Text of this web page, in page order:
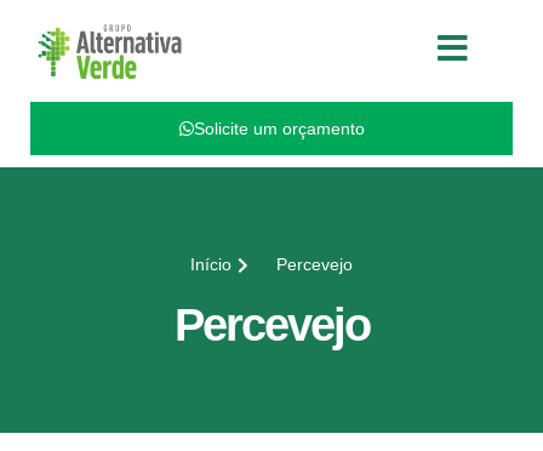
Solicite um orçamento
Início Percevejo
Percevejo